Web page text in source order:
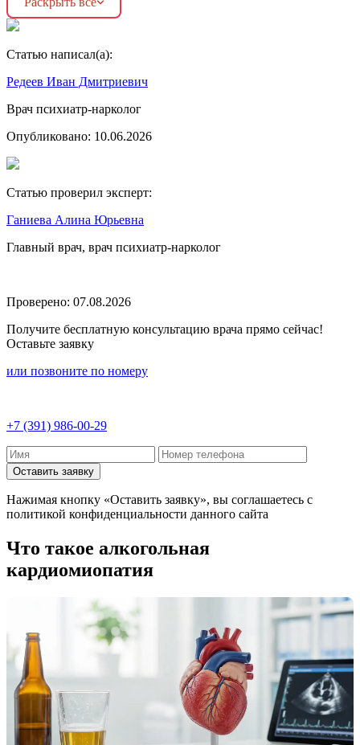
Статью написал(а):
Редеев Иван Дмитриевич
Врач психиатр-нарколог
Опубликовано: 10.06.2026
Статью проверил эксперт:
Ганиева Алина Юрьевна
Главный врач, врач психиатр-нарколог
Проверено: 07.08.2026
Получите бесплатную консультацию врача прямо сейчас!
Оставьте заявку
или позвоните по номеру
+7 (391) 986-00-29
Оставить заявку
Нажимая кнопку «Оставить заявку», вы соглашаетесь с
политикой конфиденциальности данного сайта
Что такое алкогольная
кардиомиопатия